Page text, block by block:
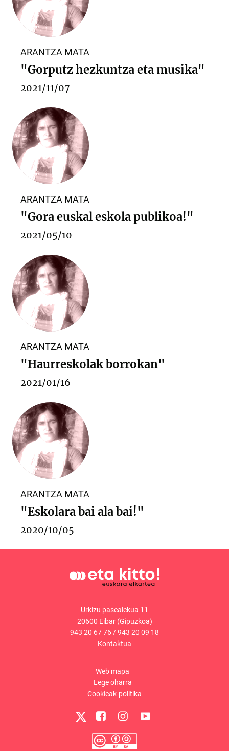
ARANTZA MATA
"Gorputz hezkuntza eta musika"
2021/11/07
ARANTZA MATA
"Gora euskal eskola publikoa!"
2021/05/10
ARANTZA MATA
"Haurreskolak borrokan"
2021/01/16
ARANTZA MATA
"Eskolara bai ala bai!"
2020/10/05
Urkizu pasealekua 11
20600 Eibar (Gipuzkoa)
943 20 67 76 /943 20 09 18
Kontaktua
Web mapa
Lege oharra
Cookieak-politika